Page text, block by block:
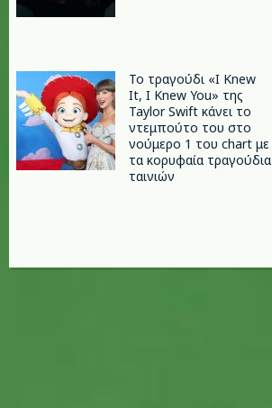
Το τραγούδι «I Knew
It, I Knew You» της
Taylor Swift κάνει το
ντεμπούτο του στο
νούμερο 1 του chart με
τα κορυφαία τραγούδια
ταινιών